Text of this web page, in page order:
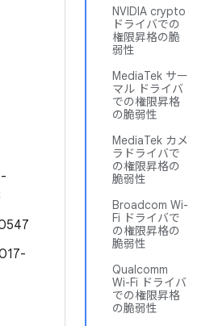
NVIDIA crypto
ドライバでの
権限昇格の脆
弱性
MediaTek サー
マル ドライバ
での権限昇格
の脆弱性
MediaTek カメ
ラドライバで
の権限昇格の
脆弱性
Broadcom Wi-
Fi ドライバで
の権限昇格の
脆弱性
Qualcomm
Wi-Fi ドライバ
での権限昇格
の脆弱性